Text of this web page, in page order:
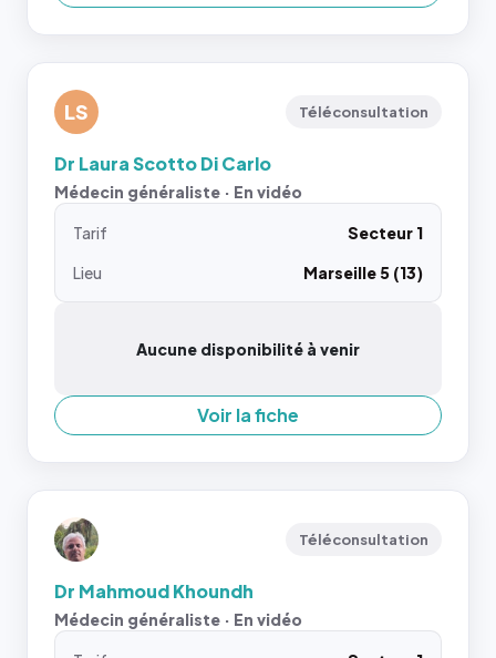
LS Téléconsultation
Dr Laura Scotto Di Carlo
Médecin généraliste · En vidéo
Tarif
Secteur 1
Lieu
Marseille 5 (13)
Aucune disponibilité à venir
Voir la fiche
Téléconsultation
Dr Mahmoud Khoundh
Médecin généraliste · En vidéo